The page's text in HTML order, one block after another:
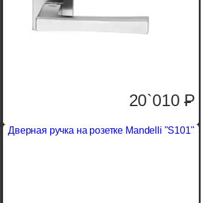
20`010P
Дверная ручка на розетке Mandelli "S101"